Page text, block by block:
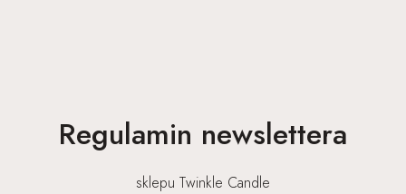
Regulamin newslettera
sklepu Twinkle Candle